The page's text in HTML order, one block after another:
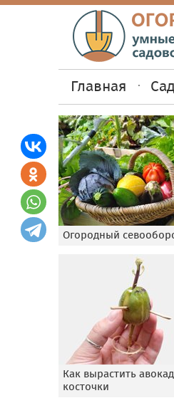
Главная
Огородный
Как вырастить
косточки